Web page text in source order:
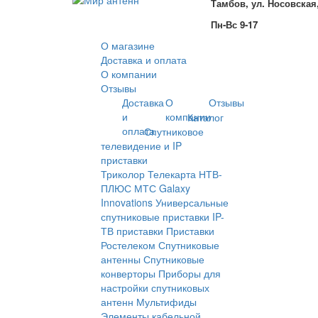
Тамбов, ул.
Пн-Вс 9-17
О магазине
Доставка и оплата
О компании
Отзывы
Доставка
и
оплата
О
компании
Отзывы
Каталог
Спутниковое
телевидение и IP
приставки
Триколор Телекарта НТВ-
ПЛЮС МТС Galaxy
Innovations Универсальные
спутниковые приставки IP-
ТВ приставки Приставки
Ростелеком Спутниковые
антенны Спутниковые
конверторы Приборы для
настройки спутниковых
антенн Мультифиды